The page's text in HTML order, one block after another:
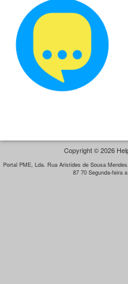
Copyright © 2026
Portal PME, Lda. Rua Aristides de Sousa
87 70 Segunda-feira